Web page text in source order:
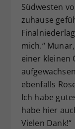
Südwesten
zuhause
mich.“
einer kleinen
ebenfalls
Ich habe
habe hier
Vielen Dank!“